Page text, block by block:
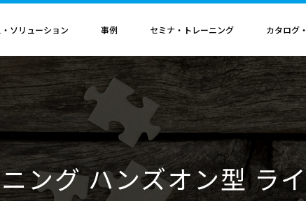
導入構成・動作環境
導入構成
動作環境
サポートサイクル
リティカルオプション
ネットワーク診断オプション
アプリケーション診断オプション
ソリューション
ス
QAサービス
ビス
ビス
ソリューション
SAP連携ソリューション
SAP HANA運用管理ソリューシ
事例
電気機器
サービス業
官公庁・自治体
料（PDF）
セミナ・トレーニング
者認定 カレンダ
Hinemosイベントカレンダ
カタログ
籍
記事
Hinemos記事
IT運用管理コラム
ング ハンズオン型 ラ